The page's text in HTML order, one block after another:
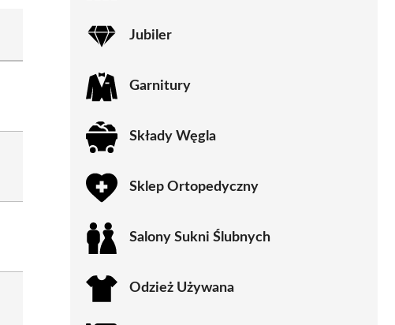
Jubiler
Garnitury
Składy Węgla
Sklep Ortopedyczny
Salony Sukni Ślubnych
Odzież Używana